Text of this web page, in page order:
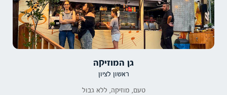
גן המוזיקה
ראשון לציון
טעם, מוזיקה, ללא גבול